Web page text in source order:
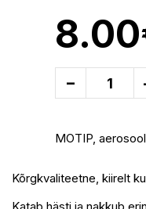
8.00
-
MOTIP,
Kõrgkvaliteetne, kiirelt